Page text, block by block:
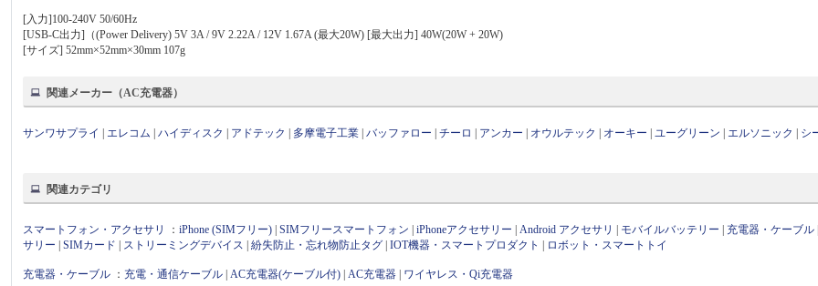
[入力]100-240V 50/60Hz
[USB-C出力]（(Power Delivery) 5V 3A / 9V 2.22A / 12V 1.67A (最大20W) [最大出力] 40W(20W + 20W)
[サイズ] 52mm×52mm×30mm 107g
関連メーカー（AC充電器）
サンワサプライ エレコム |ハイディスク アドテック 多摩電子工業 |バッファロー |チーロ アンカー オウルテック オーキー |ユーグリーン エルソニック シ
関連カテゴリ
スマートフォン・アクセサリ ：iPhone (SIMフリー) |SIMフリースマートフォン |iPhoneアクセサリー |Android アクセサリ モバイルバッテリー 充電器・ケーブル
サリー |SIMカード ストリーミングデバイス |紛失防止・忘れ物防止タグ |IOT機器・スマートプロダクト ロボット・スマートトイ
充電器・ケーブル ： 充電・通信ケーブル |AC充電器(ケーブル付) |AC充電器 ワイヤレス・Qi充電器